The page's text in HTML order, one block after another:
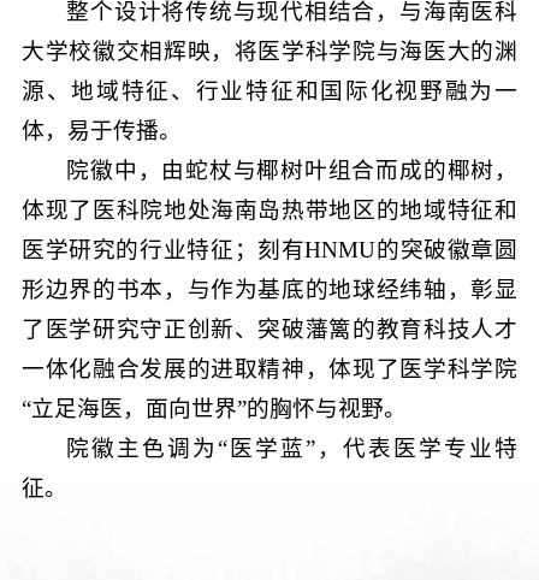
整个设计将传统与现代相结合，与海南医科
大学校徽交相辉映，将医学科学院与海医大的渊
源、地域特征、行业特征和国际化视野融为一
体，易于传播。
院徽中，由蛇杖与椰树叶组合而成的椰树，
体现了医科院地处海南岛热带地区的地域特征和
医学研究的行业特征；刻有HNMU的突破徽章圆
形边界的书本，与作为基底的地球经纬轴，彰显
了医学研究守正创新、突破藩篱的教育科技人才
一体化融合发展的进取精神，体现了医学科学院
“立足海医，面向世界”的胸怀与视野。
院徽主色调为“医学蓝”，代表医学专业特
征。